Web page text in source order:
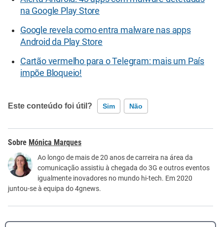
na Google Play Store
Google revela como entra malware nas apps
Android da Play Store
Cartão vermelho para o Telegram: mais um País
impõe Bloqueio!
Este conteúdo foi útil? Sim Não
Este conteúdo contém informação incorreta
Este conteúdo não tem a informação que procuro
Outro
Mónica Marques
Ao longo de mais de 20 anos de carreira na área da
comunicação assistiu à chegada do 3G e outros eventos
igualmente inovadores no mundo hi-tech. Em 2020
juntou-se à equipa do 4gnews.